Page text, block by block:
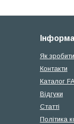
Як
Контакти
Каталог
Відгуки
Cтатті
Політика